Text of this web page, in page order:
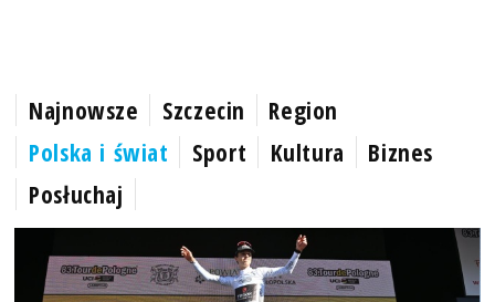
Najnowsze Szczecin
Region
Polska i świat
Sport Kultura
Biznes
Posłuchaj